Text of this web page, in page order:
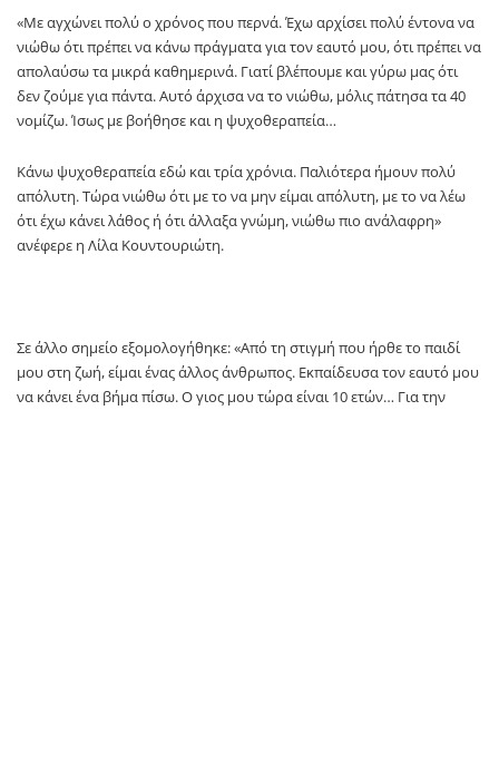
«Με αγχώνει πολύ ο χρόνος που περνά. Έχω αρχίσει πολύ έντονα να
νιώθω ότι πρέπει να κάνω πράγματα για τον εαυτό μου, ότι πρέπει να
απολαύσω τα μικρά καθημερινά. Γιατί βλέπουμε και γύρω μας ότι
δεν ζούμε για πάντα. Αυτό άρχισα να το νιώθω, μόλις πάτησα τα 40
νομίζω. Ίσως με βοήθησε και η ψυχοθεραπεία…
Κάνω ψυχοθεραπεία εδώ και τρία χρόνια. Παλιότερα ήμουν πολύ
απόλυτη. Τώρα νιώθω ότι με το να μην είμαι απόλυτη, με το να λέω
ότι έχω κάνει λάθος ή ότι άλλαξα γνώμη, νιώθω πιο ανάλαφρη»
ανέφερε η Λίλα Κουντουριώτη.
Σε άλλο σημείο εξομολογήθηκε: «Από τη στιγμή που ήρθε το παιδί
μου στη ζωή, είμαι ένας άλλος άνθρωπος. Εκπαίδευσα τον εαυτό μου
να κάνει ένα βήμα πίσω. Ο γιος μου τώρα είναι 10 ετών… Για την